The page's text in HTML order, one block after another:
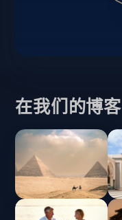
在我们的博客